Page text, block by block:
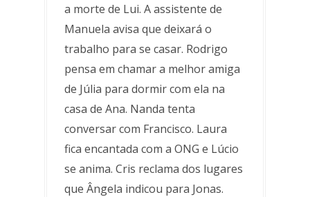
a morte de Lui. A assistente de
Manuela avisa que deixará o
trabalho para se casar. Rodrigo
pensa em chamar a melhor amiga
de Júlia para dormir com ela na
casa de Ana. Nanda tenta
conversar com Francisco. Laura
fica encantada com a ONG e Lúcio
se anima. Cris reclama dos lugares
que Ângela indicou para Jonas.